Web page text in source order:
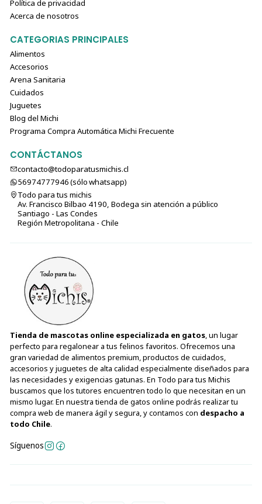
Política de privacidad
Acerca de nosotros
CATEGORIAS PRINCIPALES
Alimentos
Accesorios
Arena Sanitaria
Cuidados
Juguetes
Blog del Michi
Programa Compra Automática Michi Frecuente
CONTÁCTANOS
contacto@todoparatusmichis.cl
56974777946 (sólo⁣⁣⁣⁣⁣​​​​​​​​​​​​​​​ whatsapp)
Todo para tus michis
Av. Francisco Bilbao 4190, Bodega sin atención a público
Santiago - Las Condes
Región Metropolitana - Chile
Tienda de mascotas online especializada en gatos, un lugar
perfecto para regalonear a tus felinos favoritos. Ofrecemos una
gran variedad de alimentos premium, productos de cuidados,
accesorios y juguetes de alta calidad especialmente diseñados para
las necesidades y exigencias gatunas. En Todo para tus Michis
buscamos que los tutores encuentren todo lo que necesitan en un
mismo lugar. En nuestra tienda de gatos online podrás realizar tu
compra web de manera ágil y segura, y contamos con despacho a
todo Chile.
Síguenos